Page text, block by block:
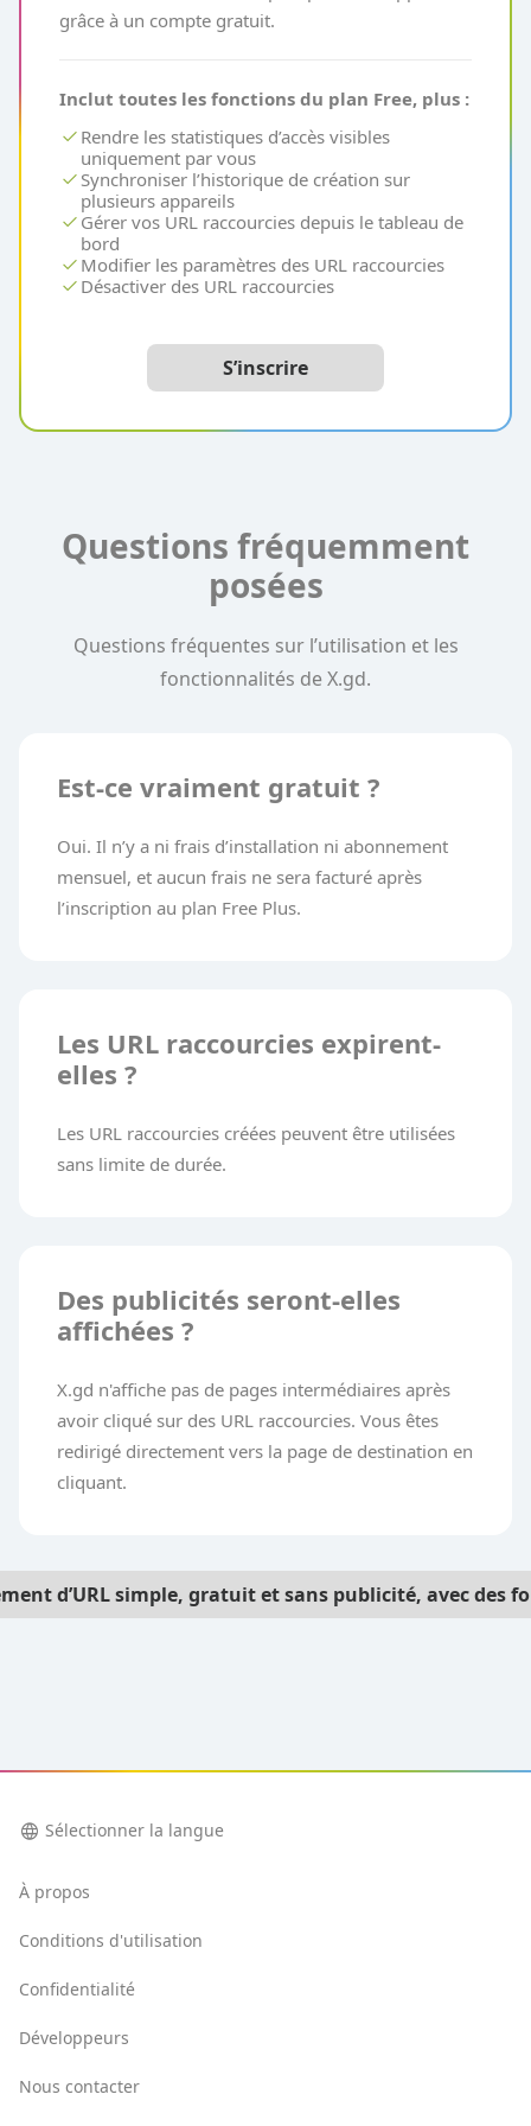
grâce à un compte gratuit.
Inclut toutes les fonctions du plan Free, plus :
check Rendre les statistiques d’accès visibles
uniquement par vous
check Synchroniser l’historique de création sur
plusieurs appareils
check Gérer vos URL raccourcies depuis le tableau de
bord
check Modifier les paramètres des URL raccourcies
check Désactiver des URL raccourcies
S’inscrire
Questions fréquemment
posées
Questions fréquentes sur l’utilisation et les
fonctionnalités de X.gd.
Est-ce vraiment gratuit ?
Oui. Il n’y a ni frais d’installation ni abonnement
mensuel, et aucun frais ne sera facturé après
l’inscription au plan Free Plus.
Les URL raccourcies expirent-
elles ?
Les URL raccourcies créées peuvent être utilisées
sans limite de durée.
Des publicités seront-elles
affichées ?
X.gd n'affiche pas de pages intermédiaires après
avoir cliqué sur des URL raccourcies. Vous êtes
redirigé directement vers la page de destination en
cliquant.
d’URL simple, gratuit et sans publicité, avec des
language Sélectionner la langue
À propos
Conditions d'utilisation
Confidentialité
Développeurs
Nous contacter